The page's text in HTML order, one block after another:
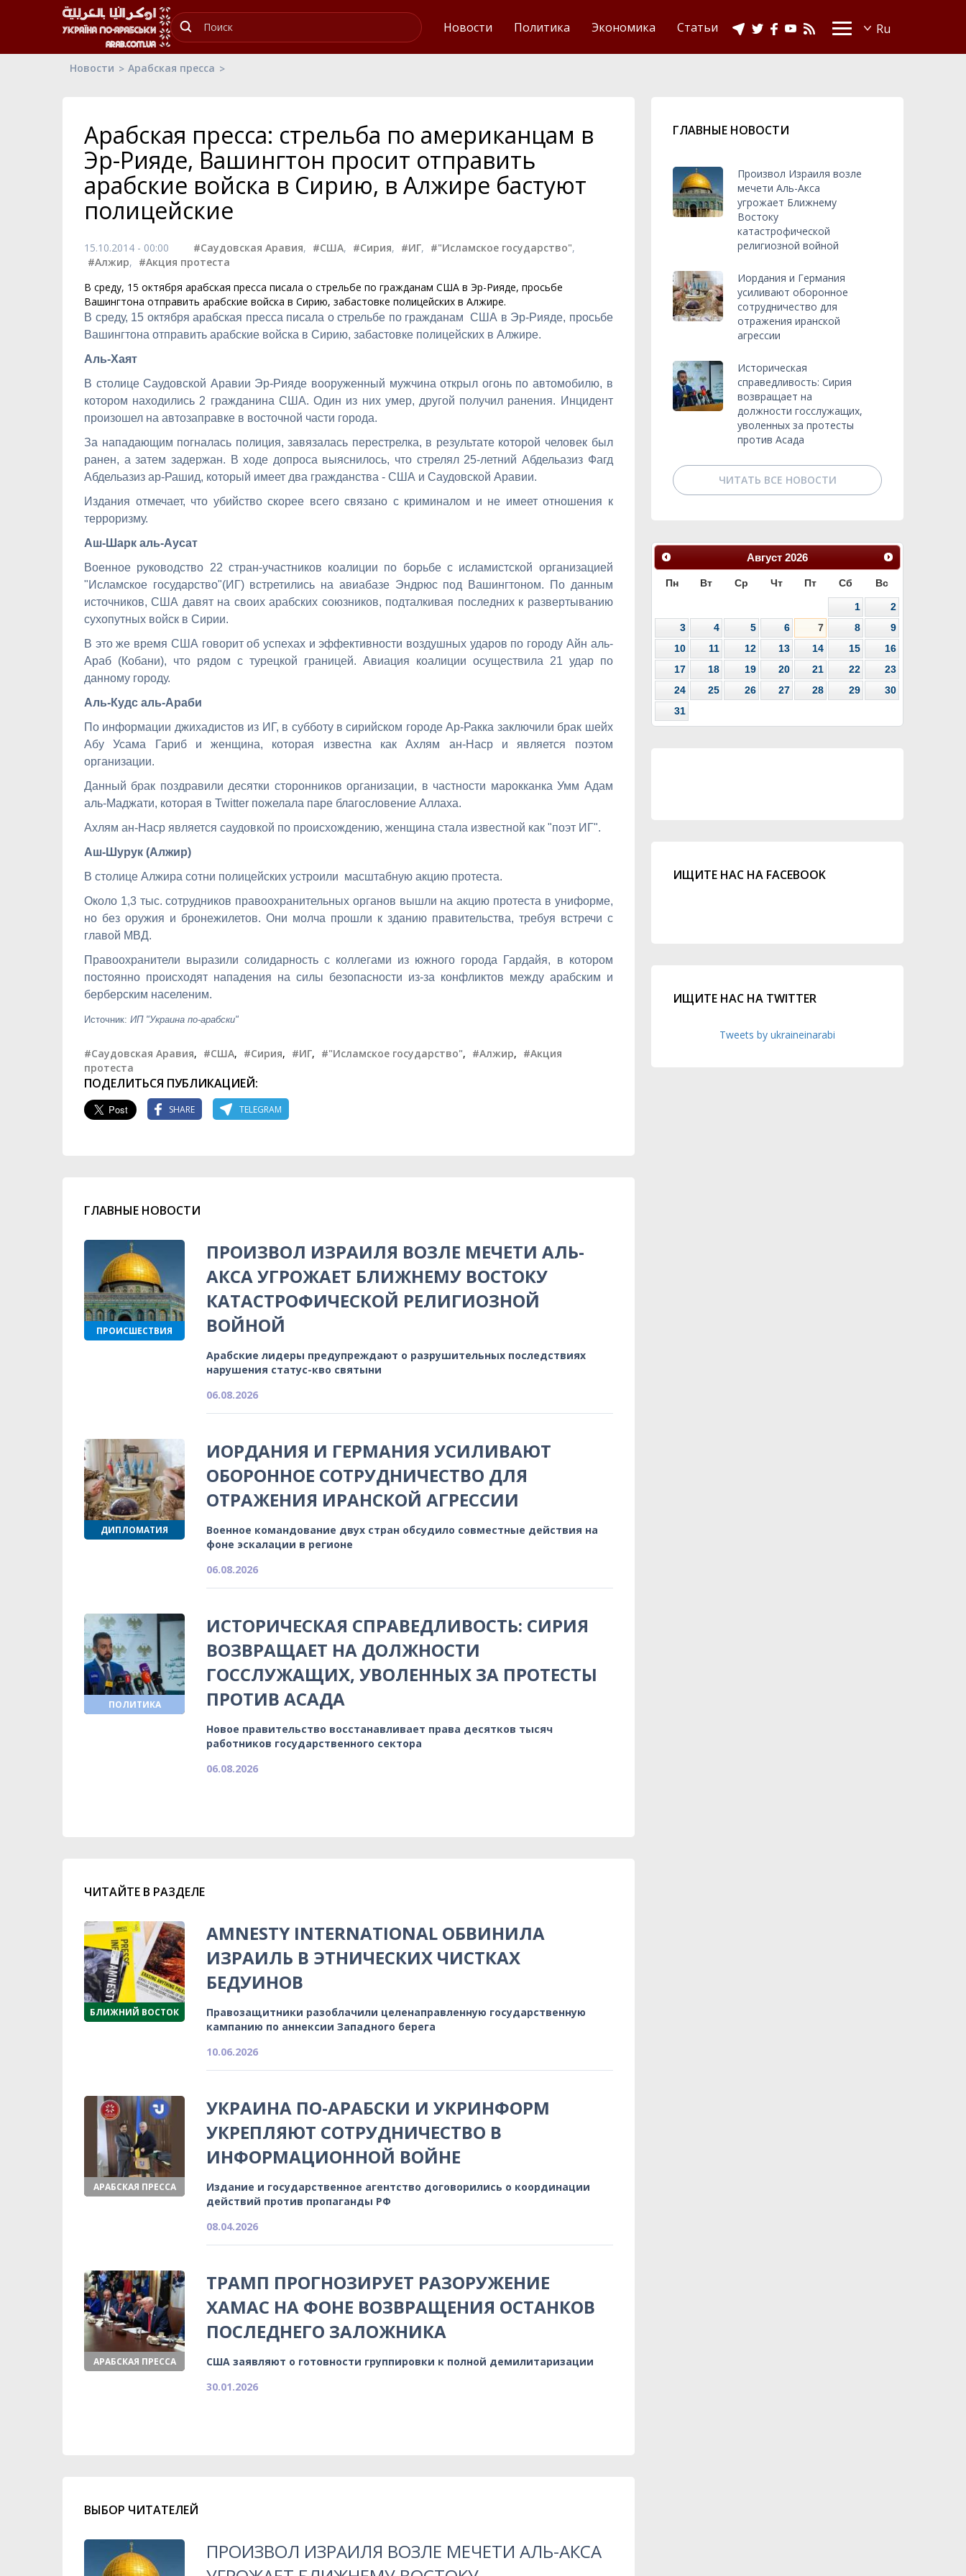
Новости Политика Экономика Статьи
Новости Арабская пресса
Арабская пресса: стрельба по американцам в
Эр-Рияде, Вашингтон просит отправить
арабские войска в Сирию, в Алжире бастуют
полицейские
15.10.2014 - 00:00 #Саудовская Аравия, #США, #Сирия, #ИГ, #"Исламское государство",
#Алжир, #Акция протеста
В среду, 15 октября арабская пресса писала о стрельбе по гражданам США в Эр-Рияде, просьбе
Вашингтона отправить арабские войска в Сирию, забастовке полицейских в Алжире.
В среду, 15 октября арабская пресса писала о стрельбе по гражданам США в Эр-Рияде, просьбе
Вашингтона отправить арабские войска в Сирию, забастовке полицейских в Алжире.
Аль-Хаят
В столице Саудовской Аравии Эр-Рияде вооруженный мужчина открыл огонь по автомобилю, в
котором находились 2 гражданина США. Один из них умер, другой получил ранения. Инцидент
произошел на автозаправке в восточной части города.
За нападающим погналась полиция, завязалась перестрелка, в результате которой человек был
ранен, а затем задержан. В ходе допроса выяснилось, что стрелял 25-летний Абдельазиз Фагд
Абдельазиз ар-Рашид, который имеет два гражданства - США и Саудовской Аравии.
Издания отмечает, что убийство скорее всего связано с криминалом и не имеет отношения к
терроризму.
Аш-Шарк аль-Аусат
Военное руководство 22 стран-участников коалиции по борьбе с исламистской организацией
"Исламское государство"(ИГ) встретились на авиабазе Эндрюс под Вашингтоном. По данным
источников, США давят на своих арабских союзников, подталкивая последних к развертыванию
сухопутных войск в Сирии.
В это же время США говорит об успехах и эффективности воздушных ударов по городу Айн аль-
Араб (Кобани), что рядом с турецкой границей. Авиация коалиции осуществила 21 удар по
данному городу.
Аль-Кудс аль-Араби
По информации джихадистов из ИГ, в субботу в сирийском городе Ар-Ракка заключили брак шейх
Абу Усама Гариб и женщина, которая известна как Ахлям ан-Наср и является поэтом
организации.
Данный брак поздравили десятки сторонников организации, в частности марокканка Умм Адам
аль-Маджати, которая в Twitter пожелала паре благословение Аллаха.
Ахлям ан-Наср является саудовкой по происхождению, женщина стала известной как "поэт ИГ".
Аш-Шурук (Алжир)
В столице Алжира сотни полицейских устроили масштабную акцию протеста.
Около 1,3 тыс. сотрудников правоохранительных органов вышли на акцию протеста в униформе,
но без оружия и бронежилетов. Они молча прошли к зданию правительства, требуя встречи с
главой МВД.
Правоохранители выразили солидарность с коллегами из южного города Гардайя, в котором
постоянно происходят нападения на силы безопасности из-за конфликтов между арабским и
берберским населеним.
Источник: ИП "Украина по-арабски"
#Саудовская Аравия, #США, #Сирия, #ИГ, #"Исламское государство", #Алжир, #Акция
протеста
ПОДЕЛИТЬСЯ ПУБЛИКАЦИЕЙ:
SHARE TELEGRAM
ГЛАВНЫЕ НОВОСТИ
ПРОИСШЕСТВИЯ
ПРОИЗВОЛ ИЗРАИЛЯ ВОЗЛЕ МЕЧЕТИ АЛЬ-
АКСА УГРОЖАЕТ БЛИЖНЕМУ ВОСТОКУ
КАТАСТРОФИЧЕСКОЙ РЕЛИГИОЗНОЙ
ВОЙНОЙ
Арабские лидеры предупреждают о разрушительных последствиях
нарушения статус-кво святыни
06.08.2026
ДИПЛОМАТИЯ
ИОРДАНИЯ И ГЕРМАНИЯ УСИЛИВАЮТ
ОБОРОННОЕ СОТРУДНИЧЕСТВО ДЛЯ
ОТРАЖЕНИЯ ИРАНСКОЙ АГРЕССИИ
Военное командование двух стран обсудило совместные действия на
фоне эскалации в регионе
06.08.2026
ПОЛИТИКА
ИСТОРИЧЕСКАЯ СПРАВЕДЛИВОСТЬ: СИРИЯ
ВОЗВРАЩАЕТ НА ДОЛЖНОСТИ
ГОССЛУЖАЩИХ, УВОЛЕННЫХ ЗА ПРОТЕСТЫ
ПРОТИВ АСАДА
Новое правительство восстанавливает права десятков тысяч
работников государственного сектора
06.08.2026
ЧИТАЙТЕ В РАЗДЕЛЕ
БЛИЖНИЙ ВОСТОК
AMNESTY INTERNATIONAL ОБВИНИЛА
ИЗРАИЛЬ В ЭТНИЧЕСКИХ ЧИСТКАХ
БЕДУИНОВ
Правозащитники разоблачили целенаправленную государственную
кампанию по аннексии Западного берега
10.06.2026
АРАБСКАЯ ПРЕССА
УКРАИНА ПО-АРАБСКИ И УКРИНФОРМ
УКРЕПЛЯЮТ СОТРУДНИЧЕСТВО В
ИНФОРМАЦИОННОЙ ВОЙНЕ
Издание и государственное агентство договорились о координации
действий против пропаганды РФ
08.04.2026
АРАБСКАЯ ПРЕССА
ТРАМП ПРОГНОЗИРУЕТ РАЗОРУЖЕНИЕ
ХАМАС НА ФОНЕ ВОЗВРАЩЕНИЯ ОСТАНКОВ
ПОСЛЕДНЕГО ЗАЛОЖНИКА
США заявляют о готовности группировки к полной демилитаризации
30.01.2026
ВЫБОР ЧИТАТЕЛЕЙ
ПРОИЗВОЛ ИЗРАИЛЯ ВОЗЛЕ МЕЧЕТИ АЛЬ-АКСА
ГЛАВНЫЕ НОВОСТИ
Произвол Израиля возле
мечети Аль-Акса
угрожает Ближнему
Востоку
катастрофической
религиозной войной
Иордания и Германия
усиливают оборонное
сотрудничество для
отражения иранской
агрессии
Историческая
справедливость: Сирия
возвращает на
должности госслужащих,
уволенных за протесты
против Асада
ЧИТАТЬ ВСЕ НОВОСТИ
Август 2026
Пн Вт Ср Чт Пт Сб Вс
1
2
3
4 5 6 7 8
9
10
11 12 13 14 15
16
17
18 19 20 21 22
23
24
25 26 27 28 29
30
31
ИЩИТЕ НАС НА FACEBOOK
ИЩИТЕ НАС НА TWITTER
Tweets by ukraineinarabi